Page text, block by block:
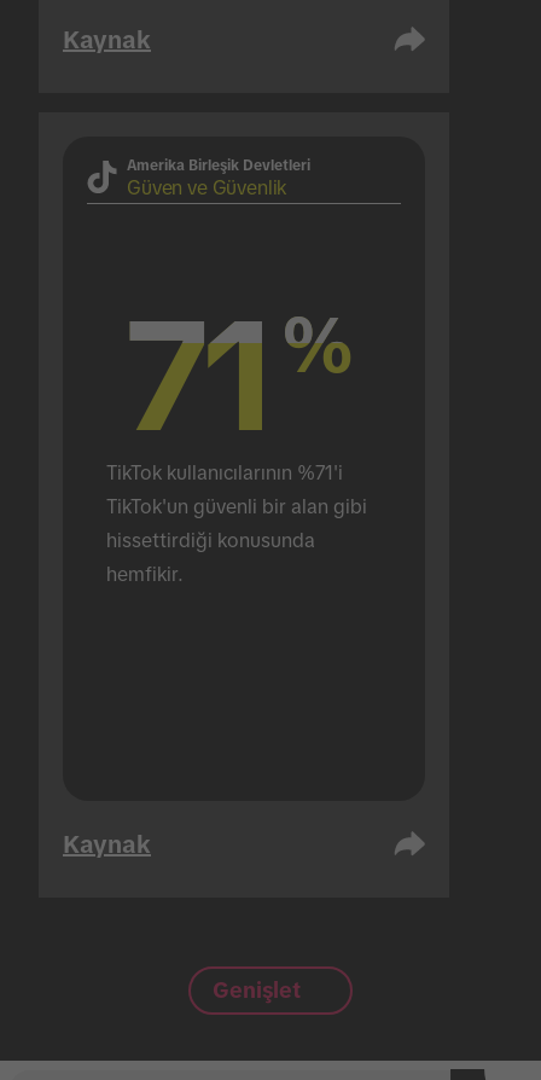
Kaynak
Amerika Birleşik Devletleri
Güven ve Güvenlik
71 %
71 %
TikTok kullanıcılarının %71'i
TikTok'un güvenli bir alan gibi
hissettirdiği konusunda
hemfikir.
Kaynak
Genişlet